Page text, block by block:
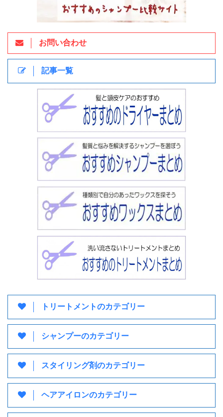
お問い合わせ
記事一覧
トリートメントのカテゴリー
シャンプーのカテゴリー
スタイリング剤のカテゴリー
ヘアアイロンのカテゴリー